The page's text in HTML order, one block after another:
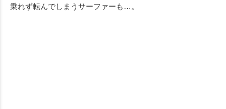
乗れず転んでしまうサーファーも…。